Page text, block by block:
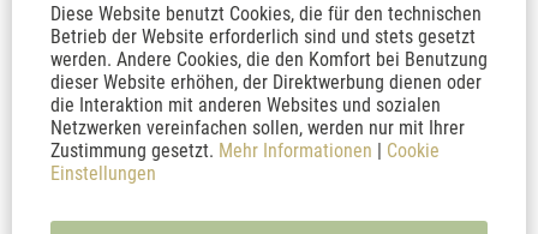
Inhalt10 Milliliter(5.995,00 € * / 1000 Milliliter)
59,95 € * 119,90 € *
In den Warenkorb
Merken
Diese Website benutzt Cookies, die für den technischen
Betrieb der Website erforderlich sind und stets gesetzt
werden. Andere Cookies, die den Komfort bei Benutzung
dieser Website erhöhen, der Direktwerbung dienen oder
die Interaktion mit anderen Websites und sozialen
Netzwerken vereinfachen sollen, werden nur mit Ihrer
Zustimmung gesetzt. Mehr Informationen | Cookie
Einstellungen